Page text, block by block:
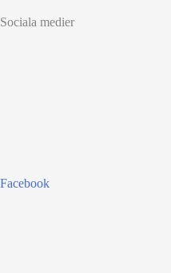
Sociala medier
Facebook